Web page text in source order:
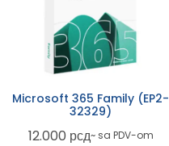
Microsoft 365 Family (EP2-
32329)
12.000 рсд~ sa PDV-om